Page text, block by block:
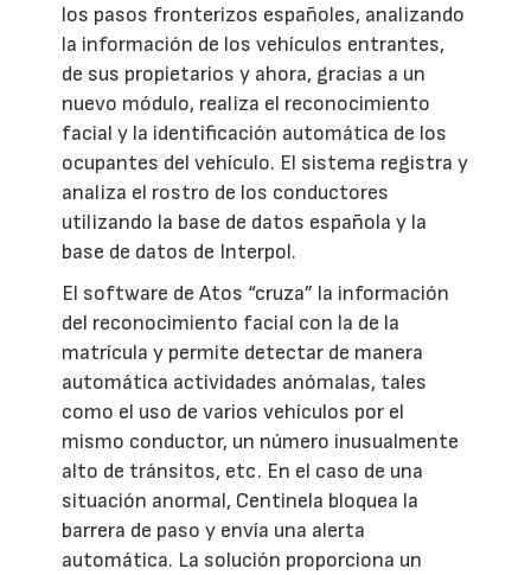
los pasos fronterizos españoles, analizando
la información de los vehículos entrantes,
de sus propietarios y ahora, gracias a un
nuevo módulo, realiza el reconocimiento
facial y la identificación automática de los
ocupantes del vehículo. El sistema registra y
analiza el rostro de los conductores
utilizando la base de datos española y la
base de datos de Interpol.
El software de Atos “cruza” la información
del reconocimiento facial con la de la
matrícula y permite detectar de manera
automática actividades anómalas, tales
como el uso de varios vehículos por el
mismo conductor, un número inusualmente
alto de tránsitos, etc. En el caso de una
situación anormal, Centinela bloquea la
barrera de paso y envía una alerta
automática. La solución proporciona un